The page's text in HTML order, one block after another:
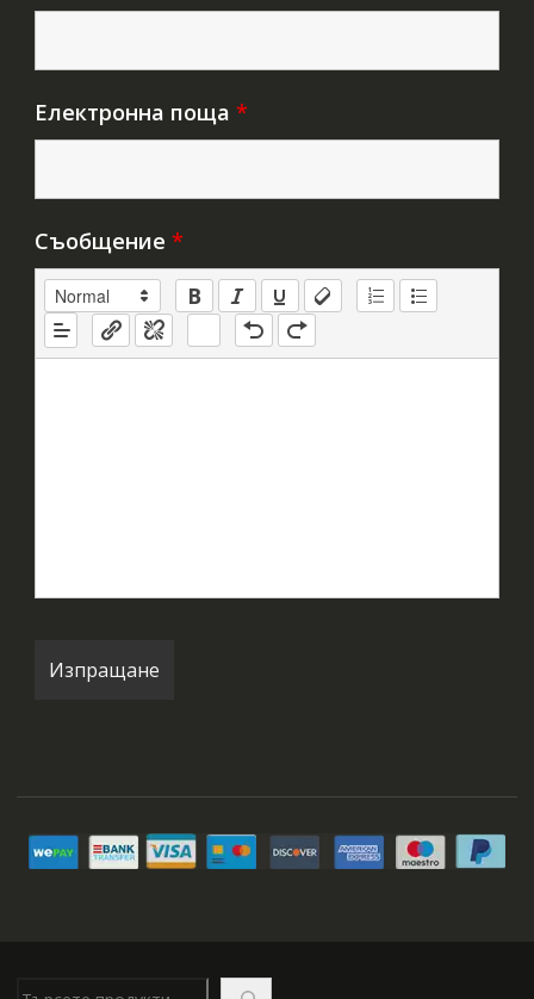
Електронна поща *
Съобщение *